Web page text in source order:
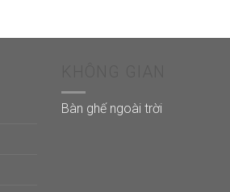
Bàn ghế ngoài trời